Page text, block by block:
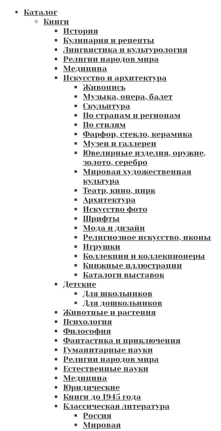
Каталог
Книги
История
Кулинария и рецепты
Лингвистика и культурология
Религии народов мира
Медицина
Искусство и архитектура
Живопись
Музыка, опера, балет
Скульптура
По странам и регионам
По стилям
Фарфор, стекло, керамика
Музеи и галлереи
Ювелирные изделия, оружие,
золото, серебро
Мировая художественная
культура
Театр, кино, цирк
Архитектура
Искусство фото
Шрифты
Мода и дизайн
Религиозное искусство, иконы
Игрушки
Коллекции и коллекционеры
Книжные иллюстрации
Каталоги выставок
Детские
Для школьников
Для дошкольников
Животные и растения
Психология
Философия
Фантастика и приключения
Гуманитарные науки
Религии народов мира
Естественные науки
Медицина
Юридические
Книги до 1945 года
Классическая литература
Россия
Мировая